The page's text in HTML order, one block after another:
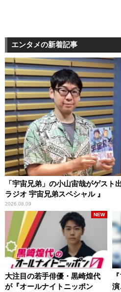
エンタメの新着記事
「宇宙兄弟」の小山宙哉がゲスト
ラジオ 宇宙兄弟スペシャル 』
2026.08.09
大注目の若手俳優・黒崎煌代
が『オールナイトニッポン
NEW
演